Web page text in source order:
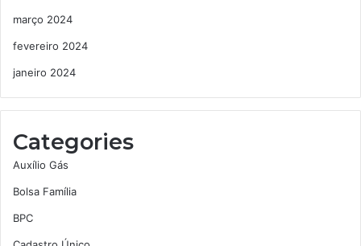
março 2024
fevereiro 2024
janeiro 2024
Categories
Auxílio Gás
Bolsa Família
BPC